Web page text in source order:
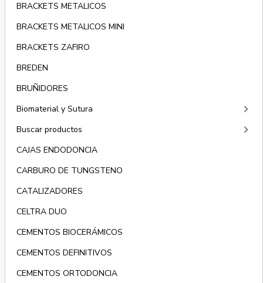
BRACKETS METALICOS
BRACKETS METALICOS MINI
BRACKETS ZAFIRO
BREDEN
BRUÑIDORES
Biomaterial y Sutura
keyboard_arrow_right
Buscar productos keyboard_arrow_right
CAJAS ENDODONCIA
CARBURO DE TUNGSTENO
CATALIZADORES
CELTRA DUO
CEMENTOS BIOCERÁMICOS
CEMENTOS DEFINITIVOS
CEMENTOS ORTODONCIA